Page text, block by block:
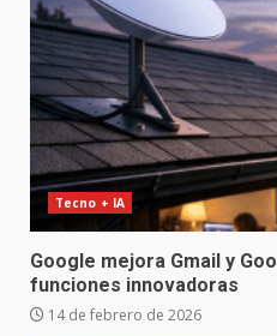
Tecno + IA
Google mejora Gmail y
funciones innovadoras
14 de febrero de 2026